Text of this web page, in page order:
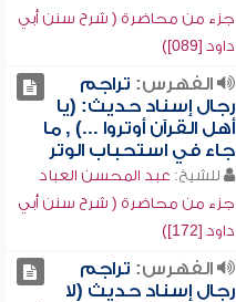
جزء من محاضرة ( شرح سنن أبي
داود [089])
الفهرس: تراجم
رجال إسناد حديث: (يا
أهل القرآن أوتروا ...) , ما
جاء في استحباب الوتر
للشيخ: عبد المحسن العباد
جزء من محاضرة ( شرح سنن أبي
داود [172])
الفهرس: تراجم
رجال إسناد حديث (لا